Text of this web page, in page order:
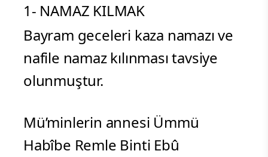
1- NAMAZ KILMAK
Bayram geceleri kaza namazı ve
nafile namaz kılınması tavsiye
olunmuştur.
Mü’minlerin annesi Ümmü
Habîbe Remle Binti Ebû